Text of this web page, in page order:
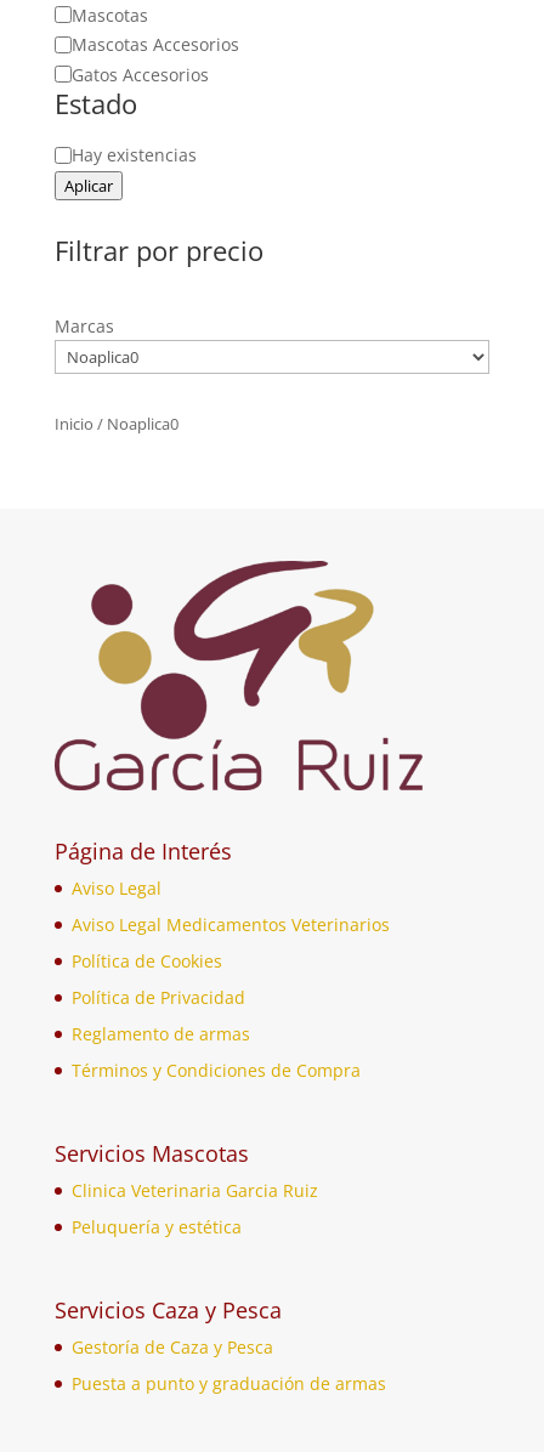
Categoría
Mascotas
Mascotas Accesorios
Gatos Accesorios
Estado
Estado
Hay existencias
Aplicar
Filtrar por precio
Marcas
Inicio / Noaplica0
Página de Interés
Aviso Legal
Aviso Legal Medicamentos Veterinarios
Política de Cookies
Política de Privacidad
Reglamento de armas
Términos y Condiciones de Compra
Servicios Mascotas
Clinica Veterinaria Garcia Ruiz
Peluquería y estética
Servicios Caza y Pesca
Gestoría de Caza y Pesca
Puesta a punto y graduación de armas